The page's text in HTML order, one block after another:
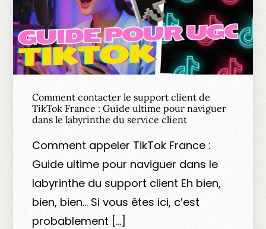
Comment contacter le support client de
TikTok France : Guide ultime pour naviguer
dans le labyrinthe du service client
Comment appeler TikTok France :
Guide ultime pour naviguer dans le
labyrinthe du support client Eh bien,
bien, bien… Si vous êtes ici, c’est
probablement […]